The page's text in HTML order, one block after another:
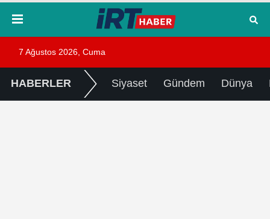
7 Ağustos 2026, Cuma
HABERLER Siyaset Gündem Dünya